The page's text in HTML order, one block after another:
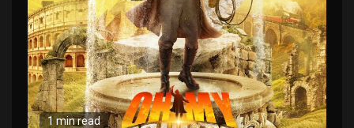
1 min read